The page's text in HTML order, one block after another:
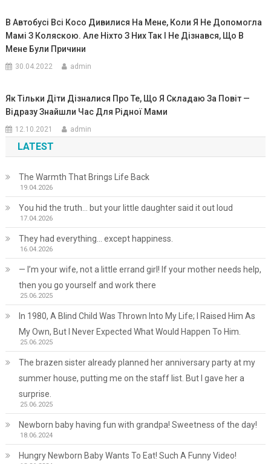
В Автобусі Всі Косо Дивилися На Мене, Коли Я Не Допомогла
Мамі З Коляскою. Але Ніхто З Них Так І Не Дізнався, Що В
Мене Були Причини
30.04.2022 admin
Як Тільки Діти Дізналися Про Те, Що Я Складаю За Повіт —
Відразу Знайшли Час Для Рідної Мами
12.10.2021 admin
LATEST
The Warmth That Brings Life Back
19.04.2026
You hid the truth… but your little daughter said it out loud
17.04.2026
They had everything… except happiness.
16.04.2026
— I’m your wife, not a little errand girl! If your mother needs help,
then you go yourself and work there
25.06.2025
In 1980, A Blind Child Was Thrown Into My Life; I Raised Him As
My Own, But I Never Expected What Would Happen To Him.
25.06.2025
The brazen sister already planned her anniversary party at my
summer house, putting me on the staff list. But I gave her a
surprise.
25.06.2025
Newborn baby having fun with grandpa! Sweetness of the day!
18.06.2024
Hungry Newborn Baby Wants To Eat! Such A Funny Video!